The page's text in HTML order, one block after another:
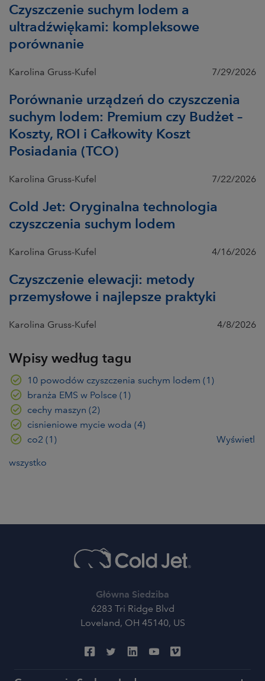
Czyszczenie suchym lodem a
ultradźwiękami: kompleksowe
porównanie
Karolina Gruss-Kufel 7/29/2026
Porównanie urządzeń do czyszczenia
suchym lodem: Premium czy Budżet –
Koszty, ROI i Całkowity Koszt
Posiadania (TCO)
Karolina Gruss-Kufel 7/22/2026
Cold Jet: Oryginalna technologia
czyszczenia suchym lodem
Karolina Gruss-Kufel 4/16/2026
Czyszczenie elewacji: metody
przemysłowe i najlepsze praktyki
Karolina Gruss-Kufel 4/8/2026
Wpisy według tagu
10 powodów czyszczenia suchym lodem (1)
branża EMS w Polsce (1)
cechy maszyn (2)
cisnieniowe mycie woda (4)
co2 (1) Wyświetl
wszystko
Główna Siedziba
6283 Tri Ridge Blvd
Loveland, OH 45140, US